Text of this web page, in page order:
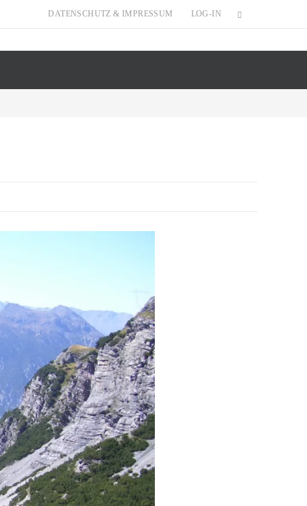
DATENSCHUTZ & IMPRESSUM LOG-IN